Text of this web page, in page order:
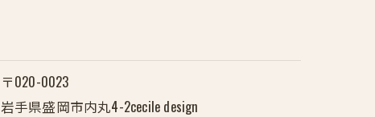
〒020-0023
岩手県盛岡市内丸4-2cecile design